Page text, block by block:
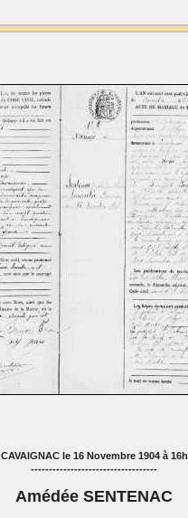
CAVAIGNAC le 16 Novembre 1904 à 16h
-----------------------------------
Amédée SENTENAC